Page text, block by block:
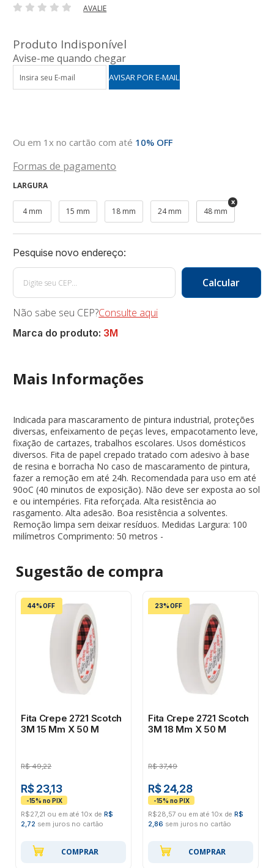
AVALIE
Produto Indisponível
Avise-me quando chegar
Ou em 1x no cartão com até 10% OFF
Formas de pagamento
LARGURA
4 mm 15 mm 18 mm 24 mm 48 mm
Não sabe seu CEP?Consulte aqui
Marca do produto: 3M
Mais Informações
Indicada para mascaramento de pintura industrial, proteções
diversas, enfeixamento de peças leves, empacotamento leve,
fixação de cartazes, trabalhos escolares. Usos domésticos
diversos. Fita de papel crepado tratado com adesivo à base
de resina e borracha No caso de mascaramento de pintura,
fazer a remoção em até 24h. Recomendada para uso em até
90oC (40 minutos de exposição). Não deve ser exposta ao sol
e ou intempéries. Fita reforçada. Alta resistência ao
rasgamento. Alta adesão. Boa resistência a solventes.
Remoção limpa sem deixar resíduos. Medidas Largura: 100
milímetros Comprimento: 50 metros -
Sugestão de compra
44% OFF
Fita Crepe 2721 Scotch
3M 15 Mm X 50 M
R$ 49,22
R$ 23,13
R$27,21 ou em até 10x deR$
2,72 sem juros no cartão
COMPRAR
23% OFF
Fita Crepe 2721 Scotch
3M 18 Mm X 50 M
R$ 37,49
R$ 24,28
R$28,57 ou em até 10x deR$
2,86 sem juros no cartão
COMPRAR